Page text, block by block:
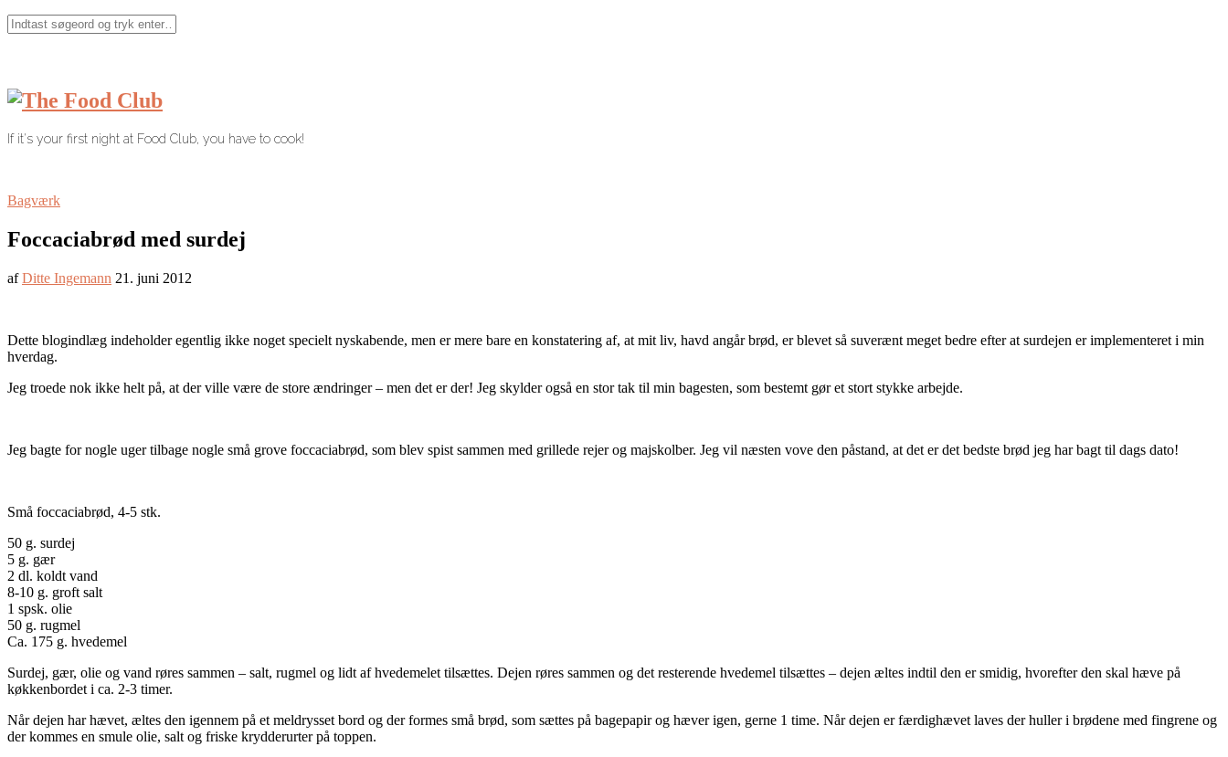
If it's your first night at Food Club, you have to cook!
Bagværk
Foccaciabrød med surdej
afDitte Ingemann 21. juni 2012
Dette blogindlæg indeholder egentlig ikke noget specielt nyskabende, men er mere bare en konstatering af, at mit liv, havd angår brød, er blevet så suverænt meget bedre efter at surdejen er implementeret i min
hverdag.
Jeg troede nok ikke helt på, at der ville være de store ændringer – men det er der! Jeg skylder også en stor tak til min bagesten, som bestemt gør et stort stykke arbejde.
Jeg bagte for nogle uger tilbage nogle små grove foccaciabrød, som blev spist sammen med grillede rejer og majskolber. Jeg vil næsten vove den påstand, at det er det bedste brød jeg har bagt til dags dato!
Små foccaciabrød, 4-5 stk.
50 g. surdej
5 g. gær
2 dl. koldt vand
8-10 g. groft salt
1 spsk. olie
50 g. rugmel
Ca. 175 g. hvedemel
Surdej, gær, olie og vand røres sammen – salt, rugmel og lidt af hvedemelet tilsættes. Dejen røres sammen og det resterende hvedemel tilsættes – dejen æltes indtil den er smidig, hvorefter den skal hæve på
køkkenbordet i ca. 2-3 timer.
Når dejen har hævet, æltes den igennem på et meldrysset bord og der formes små brød, som sættes på bagepapir og hæver igen, gerne 1 time. Når dejen er færdighævet laves der huller i brødene med fingrene og
der kommes en smule olie, salt og friske krydderurter på toppen.